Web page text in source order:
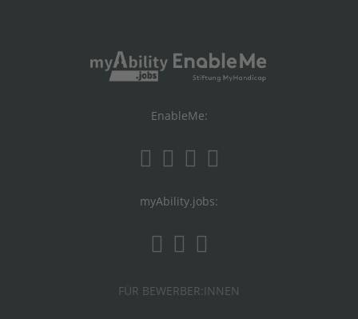
EnableMe:
myAbility.jobs:
FÜR BEWERBER:INNEN